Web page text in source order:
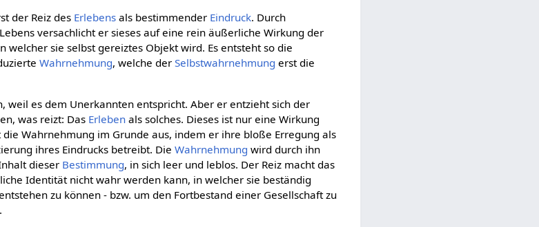
der Reiz des Erlebens als bestimmender Eindruck. Durch
versachlicht er sieses auf eine rein äußerliche Wirkung der
welcher sie selbst gereiztes Objekt wird. Es entsteht so die
Wahrnehmung, welche derSelbstwahrnehmung erst die
weil es dem Unerkannten entspricht. Aber er entzieht sich der
was reizt: Das Erleben als solches. Dieses ist nur eine Wirkung
Wahrnehmung im Grunde aus, indem er ihre bloße Erregung als
ihres Eindrucks betreibt. DieWahrnehmung wird durch ihn
dieser Bestimmung, in sich leer und leblos. Der Reiz macht das
Identität nicht wahr werden kann, in welcher sie beständig
zu können - bzw. um den Fortbestand einer Gesellschaft zu